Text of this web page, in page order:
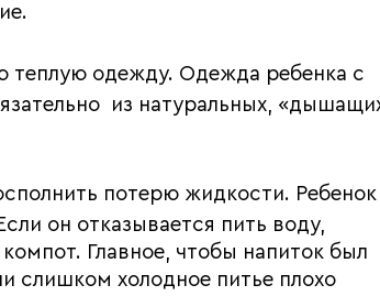
теплую одежду. Одежда ребенка с
из натуральных,
потерю жидкости. Ребенок
он отказывается пить воду,
Главное, чтобы напиток был
слишком холодное питье плохо